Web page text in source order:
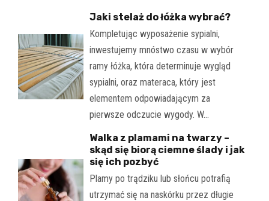
Jaki stelaż do łóżka wybrać?
Kompletując wyposażenie sypialni,
inwestujemy mnóstwo czasu w wybór
ramy łóżka, która determinuje wygląd
sypialni, oraz materaca, który jest
elementem odpowiadającym za
pierwsze odczucie wygody. W…
Walka z plamami na twarzy –
skąd się biorą ciemne ślady i jak
się ich pozbyć
Plamy po trądziku lub słońcu potrafią
utrzymać się na naskórku przez długie